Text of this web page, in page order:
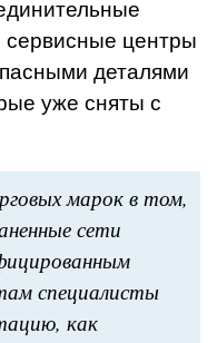
центры
деталями
уже сняты с
марок в том,
сети
специалисты
как